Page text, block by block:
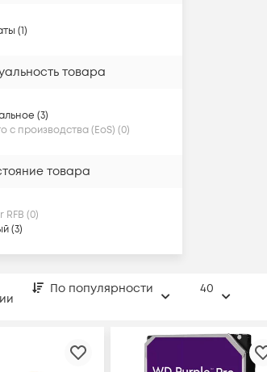
(1)
товара
(3)
с производства (EoS) (0)
товара
RFB (0)
(3)
По популярности 40